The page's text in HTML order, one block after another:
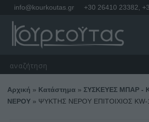
info@kourkoutas.gr +30 26410 23382
Αρχική » Κατάστημα » ΣΥΣΚΕΥΕΣ ΜΠΑΡ -
ΝΕΡΟΥ » ΨΥΚΤΗΣ ΝΕΡΟΥ ΕΠΙΤΟΙΧΙΟΣ KW-